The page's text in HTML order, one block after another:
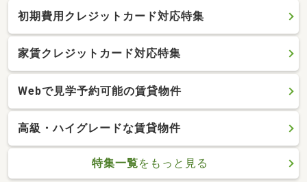
初期費用クレジットカード対応特集
家賃クレジットカード対応特集
Webで見学予約可能の賃貸物件
高級・ハイグレードな賃貸物件
特集一覧をもっと見る